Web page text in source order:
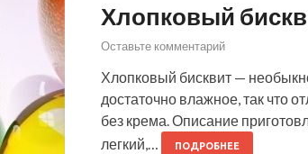
Хлопковый
Оставьте комментарий
Хлопковый бисквит —
достаточно влажное, так что
без крема. Описание
легкий,…
ПОДРОБНЕЕ